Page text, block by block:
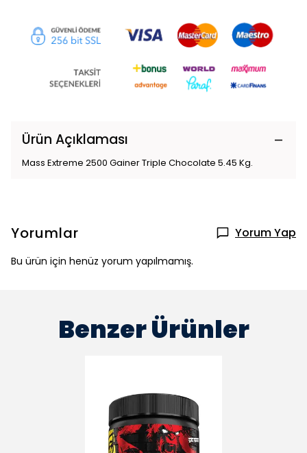
Ürün Açıklaması
Mass Extreme 2500 Gainer Triple Chocolate 5.45 Kg.
Yorumlar Yorum Yap
Bu ürün için henüz yorum yapılmamış.
Benzer Ürünler